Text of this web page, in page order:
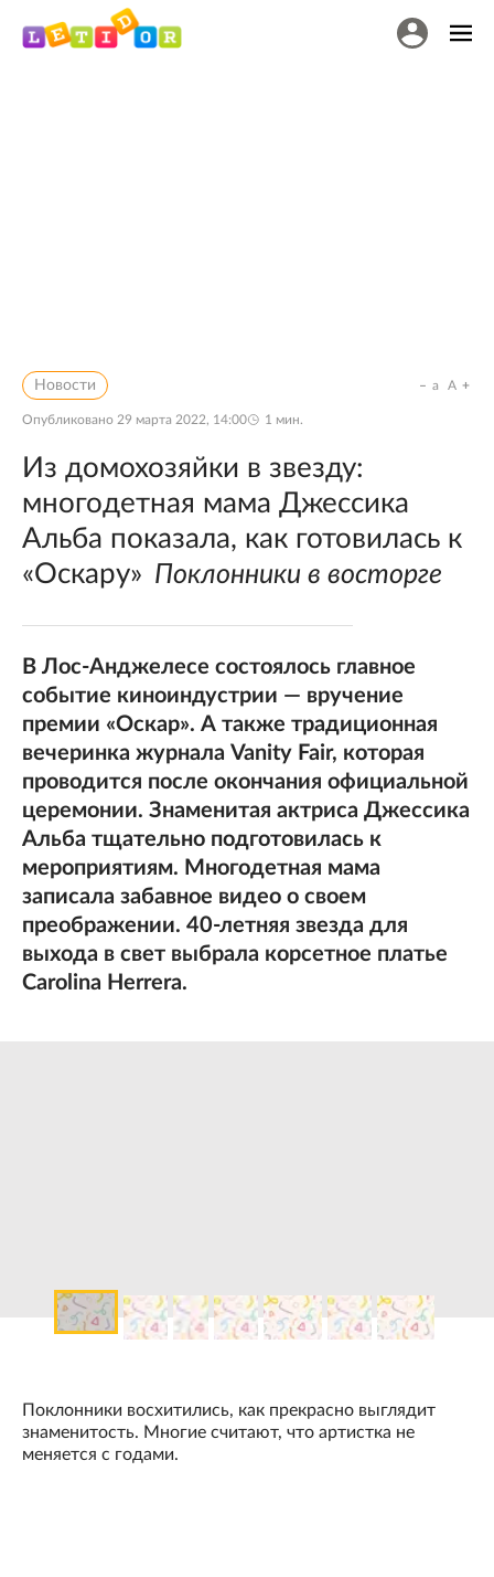
Новости
Опубликовано 29 марта 2022, 14:00 1 мин.
a A
Из домохозяйки в звезду:
многодетная мама Джессика
Альба показала, как готовилась к
«Оскару» Поклонники в восторге
В Лос-Анджелесе состоялось главное
событие киноиндустрии — вручение
премии «Оскар». А также традиционная
вечеринка журнала Vanity Fair, которая
проводится после окончания официальной
церемонии. Знаменитая актриса Джессика
Альба тщательно подготовилась к
мероприятиям. Многодетная мама
записала забавное видео о своем
преображении. 40-летняя звезда для
выхода в свет выбрала корсетное платье
Carolina Herrera.
Поклонники восхитились, как прекрасно выглядит
знаменитость. Многие считают, что артистка не
меняется с годами.